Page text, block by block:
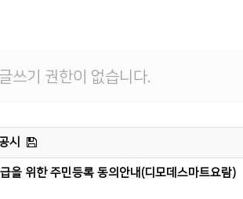
쓰기 권한이 없습니다.
시
을 위한 주민등록 동의안내(디모데스마트요람)